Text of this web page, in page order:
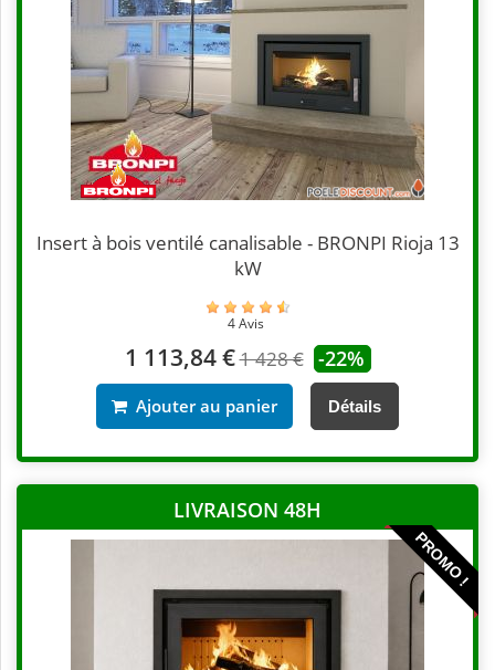
Insert à bois ventilé canalisable - BRONPI Rioja 13
kW
4 Avis
1 113,84 €1 428 € -22%
Ajouter au panier Détails
LIVRAISON 48H
PROMO !